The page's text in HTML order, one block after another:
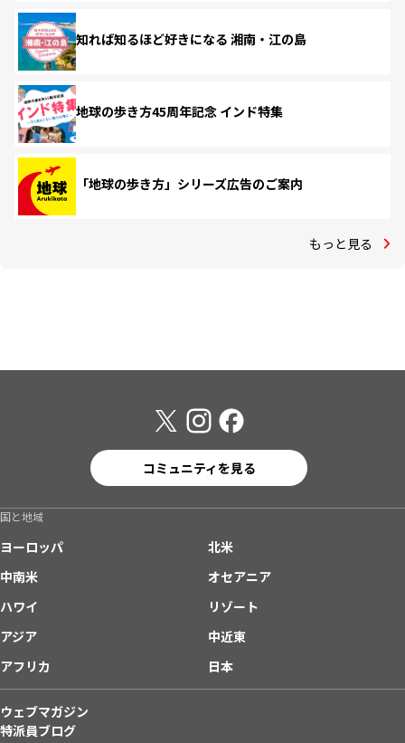
知れば知るほど好きになる 湘南・江の島
地球の歩き方45周年記念 インド特集
「地球の歩き方」シリーズ広告のご案内
もっと見る
コミュニティを見る
国と地域
ヨーロッパ
北米
中南米
オセアニア
ハワイ
リゾート
アジア
中近東
アフリカ
日本
ウェブマガジン
特派員ブログ